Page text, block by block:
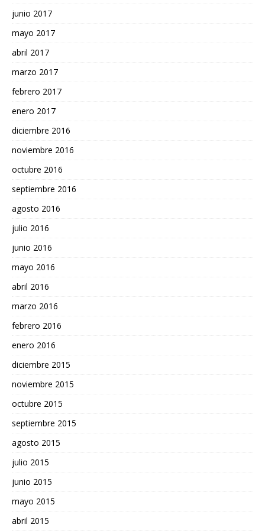
junio 2017
mayo 2017
abril 2017
marzo 2017
febrero 2017
enero 2017
diciembre 2016
noviembre 2016
octubre 2016
septiembre 2016
agosto 2016
julio 2016
junio 2016
mayo 2016
abril 2016
marzo 2016
febrero 2016
enero 2016
diciembre 2015
noviembre 2015
octubre 2015
septiembre 2015
agosto 2015
julio 2015
junio 2015
mayo 2015
abril 2015